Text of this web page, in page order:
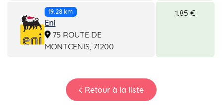
19.28 km
Eni
75 ROUTE DE
MONTCENIS, 71200
1.85 €
Retour à la liste